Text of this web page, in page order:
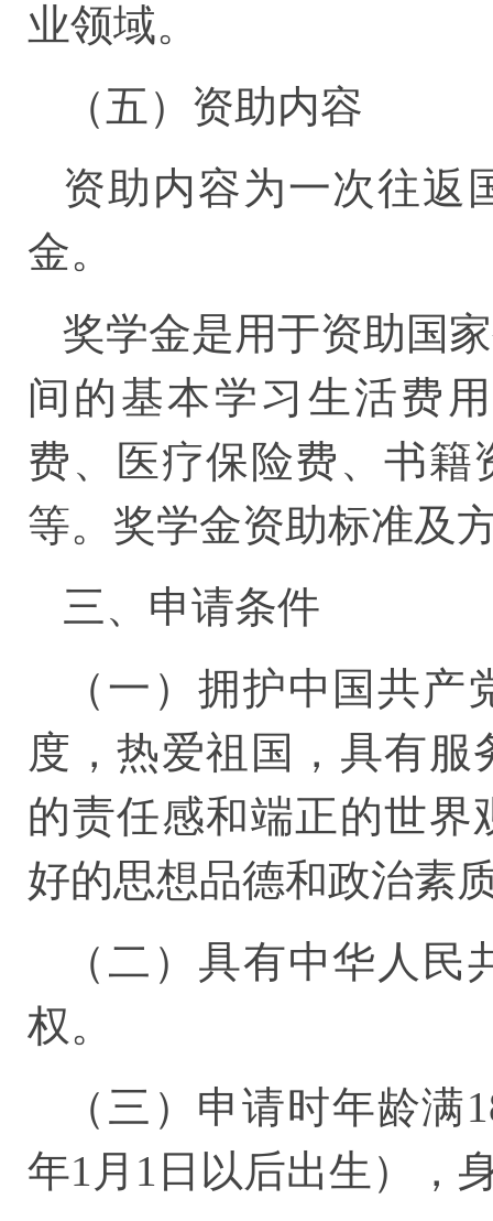
业领域。
（五）资助内容
资助内容为一次往返
金。
奖学金是用于资助国
间的基本学习生活费
费、医疗保险费、书
等。奖学金资助标准及
三、申请条件
（一）拥护中国共
度，热爱祖国，具有
的责任感和端正的世
好的思想品德和政治素
（二）具有中华人
权。
（三）申请时年龄满
年1月1日以后出生），